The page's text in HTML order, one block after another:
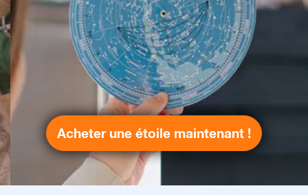
Acheter une étoile maintenant !